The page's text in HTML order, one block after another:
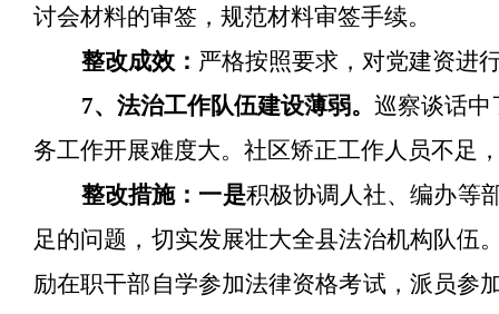
讨会材料的审签，规范材料审签手续。
整改成效： 严格按照要求，对党建资进
7、法治工作队伍建设薄弱。 巡察谈话中
务工作开展难度大。社区矫正工作人员不足
整改措施：一是积极协调人社、编办等
足的问题，切实发展壮大全县法治机构队伍
励在职干部自学参加法律资格考试，派员参